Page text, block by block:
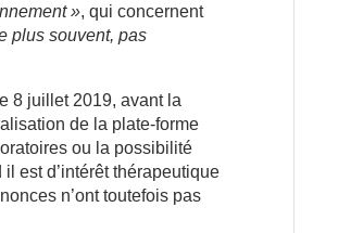
», qui concernent
plus souvent, pas
8 juillet 2019, avant la
de la plate-forme
ou la possibilité
est d’intérêt thérapeutique
n’ont toutefois pas